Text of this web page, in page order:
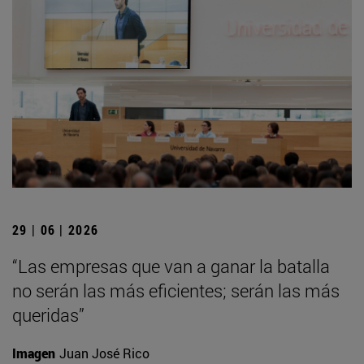
29 | 06 | 2026
“Las empresas que van a ganar la batalla
no serán las más eficientes; serán las más
queridas”
Imagen Juan José Rico